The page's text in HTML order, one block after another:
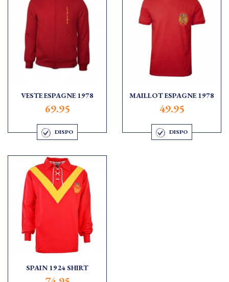
VESTE ESPAGNE 1978
69.95
DISPO
MAILLOT ESPAGNE 1978
49.95
DISPO
SPAIN 1924 SHIRT